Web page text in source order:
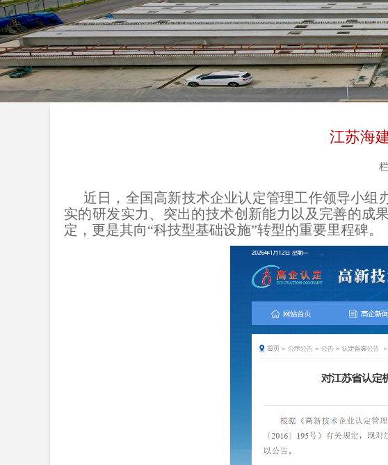
江苏海
近日，全国高新技术企业认定管理工作领导小组
实的研发实力、突出的技术创新能力以及完善的成
定，更是其向“科技型基础设施”转型的重要里程碑。